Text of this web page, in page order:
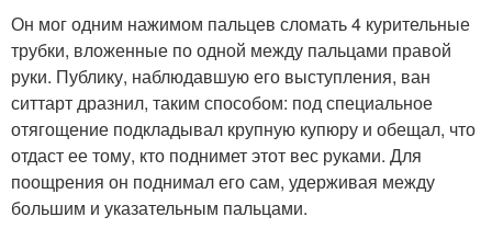
Он мог одним нажимом пальцев сломать 4 курительные
трубки, вложенные по одной между пальцами правой
руки. Публику, наблюдавшую его выступления, ван
ситтарт дразнил, таким способом: под специальное
отягощение подкладывал крупную купюру и обещал, что
отдаст ее тому, кто поднимет этот вес руками. Для
поощрения он поднимал его сам, удерживая между
большим и указательным пальцами.